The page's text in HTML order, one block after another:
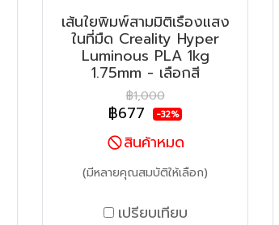
เส้นใยพิมพ์สามมิติเรืองแสง
ในที่มืด Creality Hyper
Luminous PLA 1kg
1.75mm - เลือกสี
฿1,000
฿677 -32%
สินค้าหมด
(มีหลายคุณสมบัติให้เลือก)
เปรียบเทียบ